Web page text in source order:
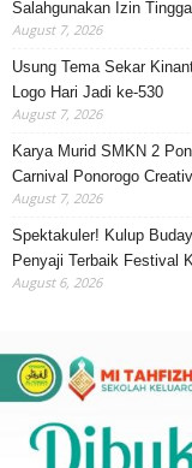
Salahgunakan Izin
August 7, 2026
Usung Tema Sekar
Logo Hari Jadi ke-530
August 7, 2026
Karya Murid SMKN 2
Carnival Ponorogo
August 7, 2026
Spektakuler! Kulup
Penyaji Terbaik Festival
August 6, 2026